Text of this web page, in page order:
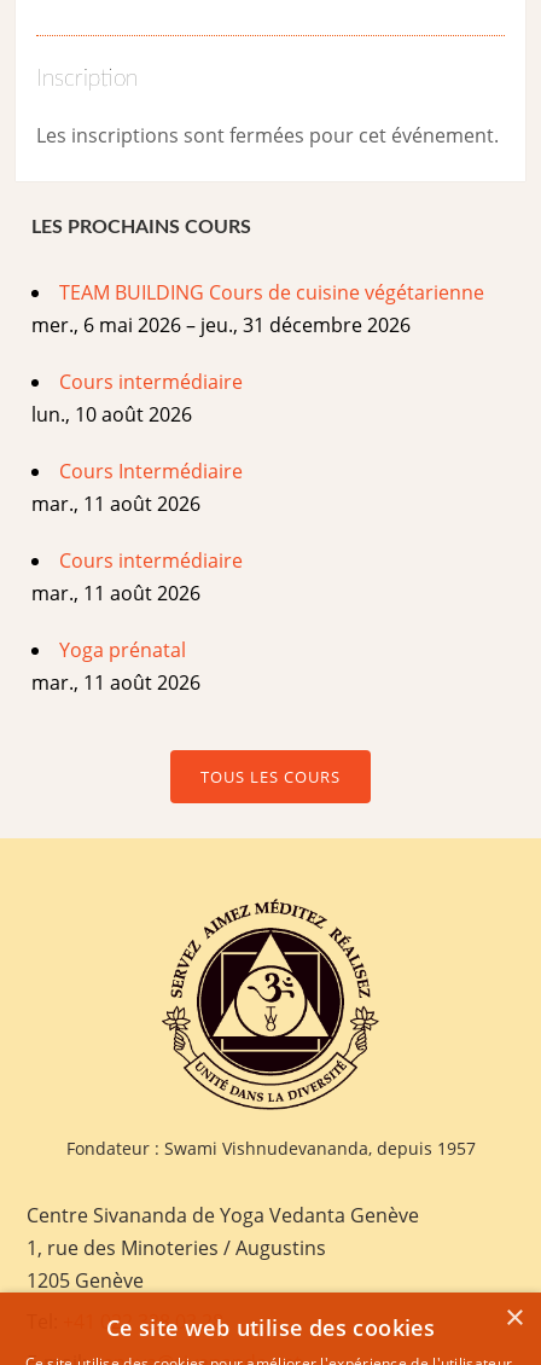
Inscription
Les inscriptions sont fermées pour cet événement.
LES PROCHAINS COURS
TEAM BUILDING Cours de cuisine végétarienne
mer., 6 mai 2026 – jeu., 31 décembre 2026
Cours intermédiaire
lun., 10 août 2026
Cours Intermédiaire
mar., 11 août 2026
Cours intermédiaire
mar., 11 août 2026
Yoga prénatal
mar., 11 août 2026
TOUS LES COURS
Fondateur : Swami Vishnudevananda, depuis 1957
Centre Sivananda de Yoga Vedanta Genève
1, rue des Minoteries / Augustins
1205 Genève
+41 022 328 03 28
×
Ce site web utilise des cookies